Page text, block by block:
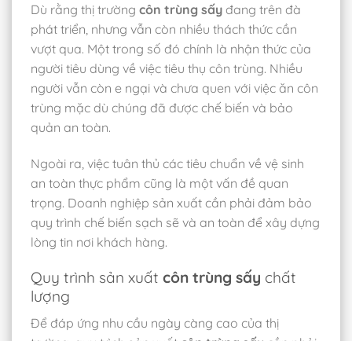
Dù rằng thị trường côn trùng sấy đang trên đà
phát triển, nhưng vẫn còn nhiều thách thức cần
vượt qua. Một trong số đó chính là nhận thức của
người tiêu dùng về việc tiêu thụ côn trùng. Nhiều
người vẫn còn e ngại và chưa quen với việc ăn côn
trùng mặc dù chúng đã được chế biến và bảo
quản an toàn.
Ngoài ra, việc tuân thủ các tiêu chuẩn về vệ sinh
an toàn thực phẩm cũng là một vấn đề quan
trọng. Doanh nghiệp sản xuất cần phải đảm bảo
quy trình chế biến sạch sẽ và an toàn để xây dựng
lòng tin nơi khách hàng.
Quy trình sản xuất côn trùng sấy chất
lượng
Để đáp ứng nhu cầu ngày càng cao của thị